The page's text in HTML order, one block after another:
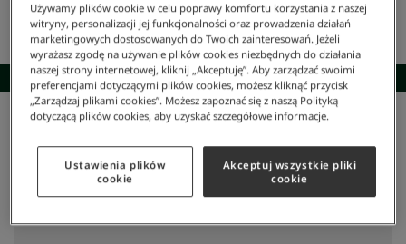
SKOMPLETUJ STYLIZACJĘ
Damska bluza z kapturem
NAJNIŻSZA CENA Z 30 DNI:
Używamy plików cookie w celu poprawy komfortu korzystania z naszej
witryny, personalizacji jej funkcjonalności oraz prowadzenia działań
marketingowych dostosowanych do Twoich zainteresowań. Jeżeli
wyrażasz zgodę na używanie plików cookies niezbędnych do działania
naszej strony internetowej, kliknij „Akceptuję”. Aby zarządzać swoimi
preferencjami dotyczącymi plików cookies, możesz kliknąć przycisk
„Zarządzaj plikami cookies”. Możesz zapoznać się z naszą Polityką
dotyczącą plików cookies, aby uzyskać szczegółowe informacje.
Ustawienia plików
cookie
Akceptuj wszystkie pliki
cookie